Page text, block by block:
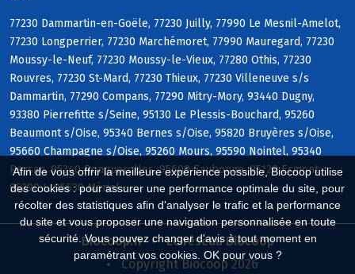
Afin de vous offrir la meilleure expérience possible, Biocoop utilise
des cookies : pour assurer une performance optimale du site, pour
récolter des statistiques afin d'analyser le trafic et la performance
du site et vous proposer une navigation personnalisée en toute
sécurité. Vous pouvez changer d'avis à tout moment en
paramétrant vos cookies. OK pour vous ?
77230 Dammartin-en-Goële, 77230 Juilly, 77990 Le Mesnil-Amelot,
77230 Longperrier, 77230 Marchémoret, 77990 Mauregard, 77230
Moussy-le-Neuf, 77230 Moussy-le-Vieux, 77280 Othis, 77230
Rouvres, 77230 St-Mard, 77230 Thieux, 77230 Villeneuve s/s
Dammartin, 77290 Compans, 77290 Mitry-Mory, 93440 Dugny,
93380 Pierrefitte s/Seine, 95130 Le Plessis-Bouchard, 95260
Beaumont s/Oise, 95340 Bernes s/Oise, 95820 Bruyères s/Oise,
95660 Champagne s/Oise, 95260 Mours, 95590 Nointel, 95340
Persan, 95340 Ronquerolles, 95600 Eaubonne, 95120 Ermont,
95290 L, 95630 Mériel
Biocoop.fr
Le réseau Biocoop
Copyright Biocoop 2026